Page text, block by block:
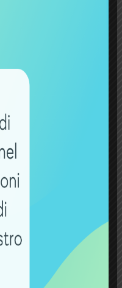
dei due pacchi
produce
finché non
il
principale,
batteria,
le tue
migliori.
paura, il
un tubo del
dentro a